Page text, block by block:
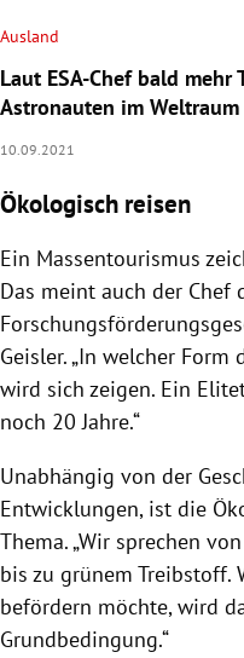
Ausland
Laut ESA-Chef bald mehr
Astronauten im Weltraum
10.09.2021
Ökologisch reisen
Ein Massentourismus
Das meint auch der
Geisler. „In welcher
wird sich zeigen. Ein
noch 20 Jahre.“
Unabhängig von der
Entwicklungen, ist die
Thema. „Wir sprechen
bis zu grünem Treibstoff.
befördern möchte, wird
Grundbedingung.“